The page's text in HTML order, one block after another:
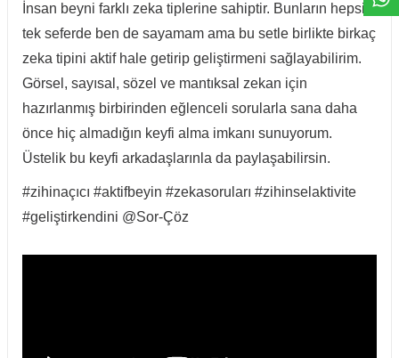
İnsan beyni farklı zeka tiplerine sahiptir. Bunların hepsini
tek seferde ben de sayamam ama bu setle birlikte birkaç
zeka tipini aktif hale getirip geliştirmeni sağlayabilirim.
Görsel, sayısal, sözel ve mantıksal zekan için
hazırlanmış birbirinden eğlenceli sorularla sana daha
önce hiç almadığın keyfi alma imkanı sunuyorum.
Üstelik bu keyfi arkadaşlarınla da paylaşabilirsin.
#zihinaçıcı #aktifbeyin #zekasoruları #zihinselaktivite
#geliştirkendini @Sor-Çöz